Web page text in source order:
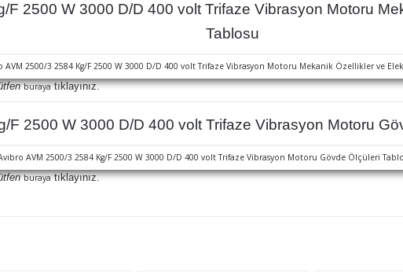
F 2500 W 3000 D/D 400 volt Trifaze Vibrasyon Motoru
Tablosu
burayatıklayınız.
F 2500 W 3000 D/D 400 volt Trifaze Vibrasyon Motoru
burayatıklayınız.